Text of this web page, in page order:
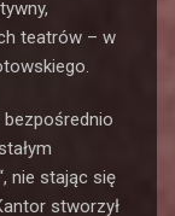
teatrów – w
nie stając się
stworzył